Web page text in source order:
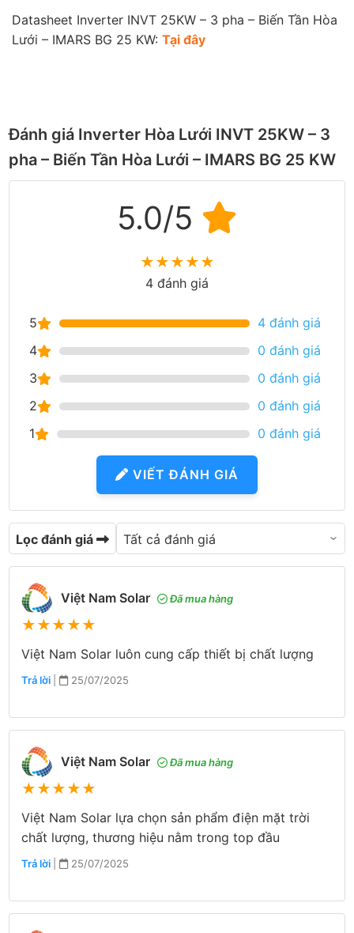
Datasheet Inverter INVT 25KW – 3 pha – Biến Tần Hòa
Lưới – IMARS BG 25 KW: Tại đây
Đánh giá Inverter Hòa Lưới INVT 25KW – 3
pha – Biến Tần Hòa Lưới – IMARS BG 25 KW
5.0/5
★★★★★
4 đánh giá
5
4 đánh giá
4
0 đánh giá
3
0 đánh giá
2
0 đánh giá
1
0 đánh giá
VIẾT ĐÁNH GIÁ
Lọc đánh giá
Việt Nam Solar Đã mua hàng
★★★★★
Việt Nam Solar luôn cung cấp thiết bị chất lượng
Trả lời | 25/07/2025
Việt Nam Solar Đã mua hàng
★★★★★
Việt Nam Solar lựa chọn sản phẩm điện mặt trời
chất lượng, thương hiệu nằm trong top đầu
Trả lời | 25/07/2025